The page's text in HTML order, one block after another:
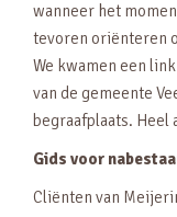
wanneer het
tevoren oriënteren
We kwamen een
van de gemeente
begraafplaats. Heel
Gids voor
Cliënten van